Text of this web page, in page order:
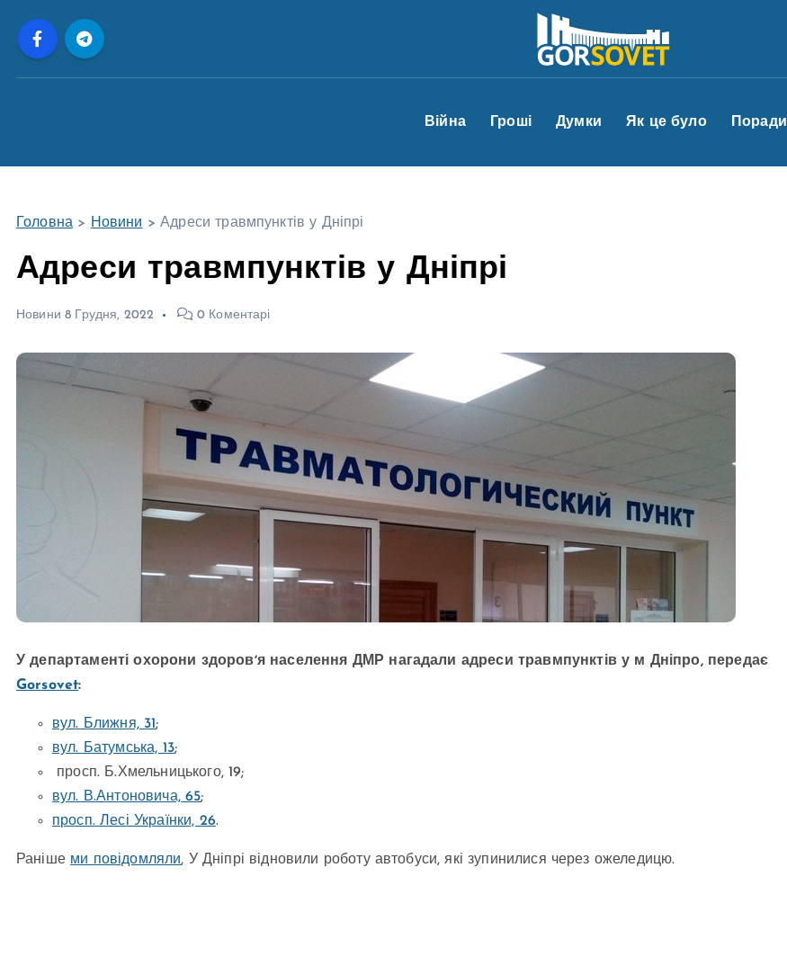
Війна Гроші Думки Як це було Поради
Головна > Новини >Адреси травмпунктів у Дніпрі
Адреси травмпунктів у Дніпрі
Новини 8 Грудня, 2022 0 Коментарі
У департаменті охорони здоровʼя населення ДМР нагадали адреси травмпунктів у м Дніпро, передає
Gorsovet:
вул. Ближня, 31;
вул. Батумська, 13;
просп. Б.Хмельницького, 19;
вул. В.Антоновича, 65;
просп. Лесі Українки, 26.
Раніше ми повідомляли, У Дніпрі відновили роботу автобуси, які зупинилися через ожеледицю.